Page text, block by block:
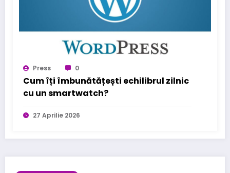
Press 0
Cum îți îmbunătățești echilibrul zilnic
cu un smartwatch?
27 Aprilie 2026